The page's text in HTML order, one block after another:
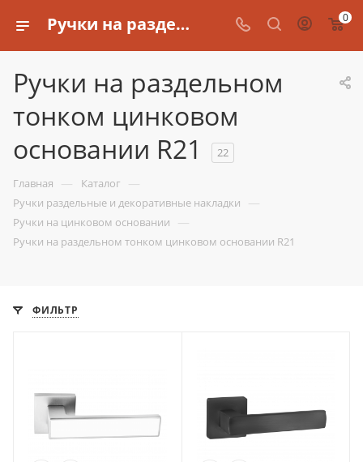
Ручки на раздельном тонком цинковом основании R21 0
Ручки на раздельном
тонком цинковом
основании R21
22
Главная — Каталог —
Ручки раздельные и декоративные накладки —
Ручки на цинковом основании —
Ручки на раздельном тонком цинковом основании R21
ФИЛЬТР